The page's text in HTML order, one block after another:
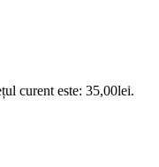
curent este: 35,00lei.